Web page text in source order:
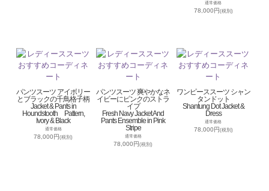
通常価格
78,000円(税別)
パンツスーツ アイボリー
とブラックの千鳥格子柄
Jacket & Pants in
Houndstooth Pattern,
Ivory & Black
通常価格
78,000円(税別)
パンツスーツ 爽やかなネ
イビーにピンクのストラ
イプ
Fresh Navy Jacket And
Pants Ensemble in Pink
Stripe
通常価格
78,000円(税別)
ワンピーススーツ シャン
タンドット
Shantung Dot Jacket &
Dress
通常価格
78,000円(税別)